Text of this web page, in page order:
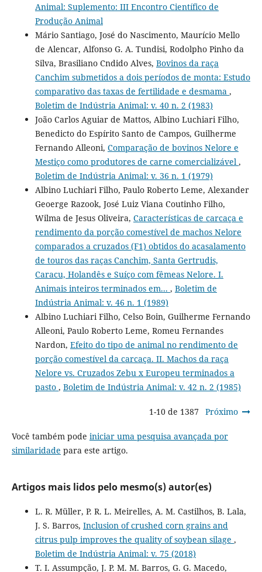
Animal: Suplemento: III Encontro Científico de
Produção Animal
Mário Santiago, José do Nascimento, Maurício Mello
de Alencar, Alfonso G. A. Tundisi, Rodolpho Pinho da
Silva, Brasiliano Cndido Alves, Bovinos da raça
Canchim submetidos a dois períodos de monta: Estudo
comparativo das taxas de fertilidade e desmama ,
Boletim de Indústria Animal: v. 40 n. 2 (1983)
João Carlos Aguiar de Mattos, Albino Luchiari Filho,
Benedicto do Espírito Santo de Campos, Guilherme
Fernando Alleoni, Comparação de bovinos Nelore e
Mestiço como produtores de carne comercializável ,
Boletim de Indústria Animal: v. 36 n. 1 (1979)
Albino Luchiari Filho, Paulo Roberto Leme, Alexander
Geoerge Razook, José Luiz Viana Coutinho Filho,
Wilma de Jesus Oliveira, Características de carcaça e
rendimento da porção comestível de machos Nelore
comparados a cruzados (F1) obtidos do acasalamento
de touros das raças Canchim, Santa Gertrudis,
Caracu, Holandês e Suíço com fêmeas Nelore. I.
Animais inteiros terminados em... , Boletim de
Indústria Animal: v. 46 n. 1 (1989)
Albino Luchiari Filho, Celso Boin, Guilherme Fernando
Alleoni, Paulo Roberto Leme, Romeu Fernandes
Nardon, Efeito do tipo de animal no rendimento de
porção comestível da carcaça. II. Machos da raça
Nelore vs. Cruzados Zebu x Europeu terminados a
pasto , Boletim de Indústria Animal: v. 42 n. 2 (1985)
1-10 de 1387 Próximo
Você também pode iniciar uma pesquisa avançada por
similaridade para este artigo.
Artigos mais lidos pelo mesmo(s) autor(es)
L. R. Müller, P. R. L. Meirelles, A. M. Castilhos, B. Lala,
J. S. Barros, Inclusion of crushed corn grains and
citrus pulp improves the quality of soybean silage ,
Boletim de Indústria Animal: v. 75 (2018)
T. I. Assumpção, J. P. M. M. Barros, G. G. Macedo,